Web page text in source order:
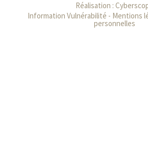
Réalisation :
Information Vulnérabilité - Mentions
personnelles